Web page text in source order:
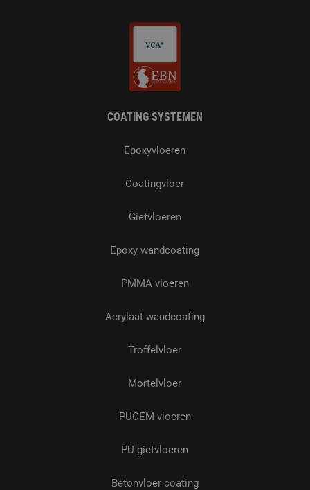
COATING SYSTEMEN
Epoxyvloeren
Coatingvloer
Gietvloeren
Epoxy wandcoating
PMMA vloeren
Acrylaat wandcoating
Troffelvloer
Mortelvloer
PUCEM vloeren
PU gietvloeren
Betonvloer coating